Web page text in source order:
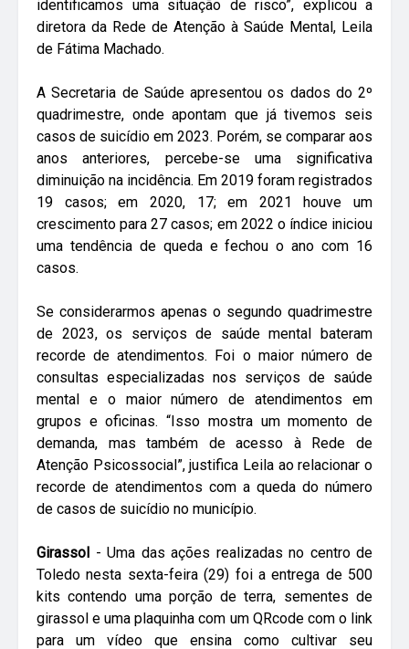
identificamos uma situação de risco”, explicou a
diretora da Rede de Atenção à Saúde Mental, Leila
de Fátima Machado.
A Secretaria de Saúde apresentou os dados do 2º
quadrimestre, onde apontam que já tivemos seis
casos de suicídio em 2023. Porém, se comparar aos
anos anteriores, percebe-se uma significativa
diminuição na incidência. Em 2019 foram registrados
19 casos; em 2020, 17; em 2021 houve um
crescimento para 27 casos; em 2022 o índice iniciou
uma tendência de queda e fechou o ano com 16
casos.
Se considerarmos apenas o segundo quadrimestre
de 2023, os serviços de saúde mental bateram
recorde de atendimentos. Foi o maior número de
consultas especializadas nos serviços de saúde
mental e o maior número de atendimentos em
grupos e oficinas. “Isso mostra um momento de
demanda, mas também de acesso à Rede de
Atenção Psicossocial”, justifica Leila ao relacionar o
recorde de atendimentos com a queda do número
de casos de suicídio no município.
Girassol - Uma das ações realizadas no centro de
Toledo nesta sexta-feira (29) foi a entrega de 500
kits contendo uma porção de terra, sementes de
girassol e uma plaquinha com um QRcode com o link
para um vídeo que ensina como cultivar seu